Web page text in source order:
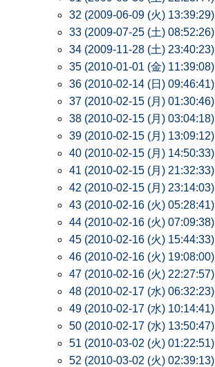
32 (2009-06-09 (火) 13:39:29)
33 (2009-07-25 (土) 08:52:26)
34 (2009-11-28 (土) 23:40:23)
35 (2010-01-01 (金) 11:39:08)
36 (2010-02-14 (日) 09:46:41)
37 (2010-02-15 (月) 01:30:46)
38 (2010-02-15 (月) 03:04:18)
39 (2010-02-15 (月) 13:09:12)
40 (2010-02-15 (月) 14:50:33)
41 (2010-02-15 (月) 21:32:33)
42 (2010-02-15 (月) 23:14:03)
43 (2010-02-16 (火) 05:28:41)
44 (2010-02-16 (火) 07:09:38)
45 (2010-02-16 (火) 15:44:33)
46 (2010-02-16 (火) 19:08:00)
47 (2010-02-16 (火) 22:27:57)
48 (2010-02-17 (水) 06:32:23)
49 (2010-02-17 (水) 10:14:41)
50 (2010-02-17 (水) 13:50:47)
51 (2010-03-02 (火) 01:22:51)
52 (2010-03-02 (火) 02:39:13)